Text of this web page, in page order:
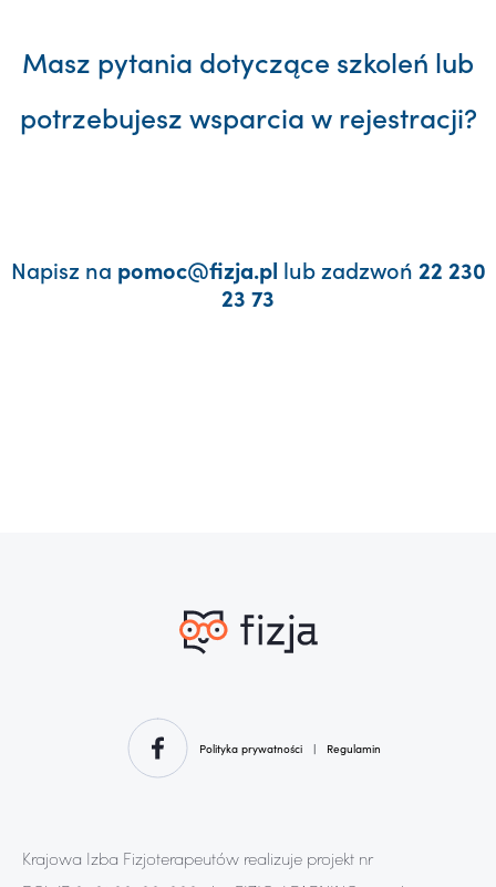
Masz pytania dotyczące szkoleń lub
potrzebujesz wsparcia w rejestracji?
Napisz na pomoc@fizja.pl lub zadzwoń 22 230
23 73
Polityka prywatności | Regulamin
Krajowa Izba Fizjoterapeutów realizuje projekt nr